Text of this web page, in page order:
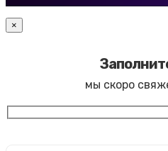
×
мы скоро